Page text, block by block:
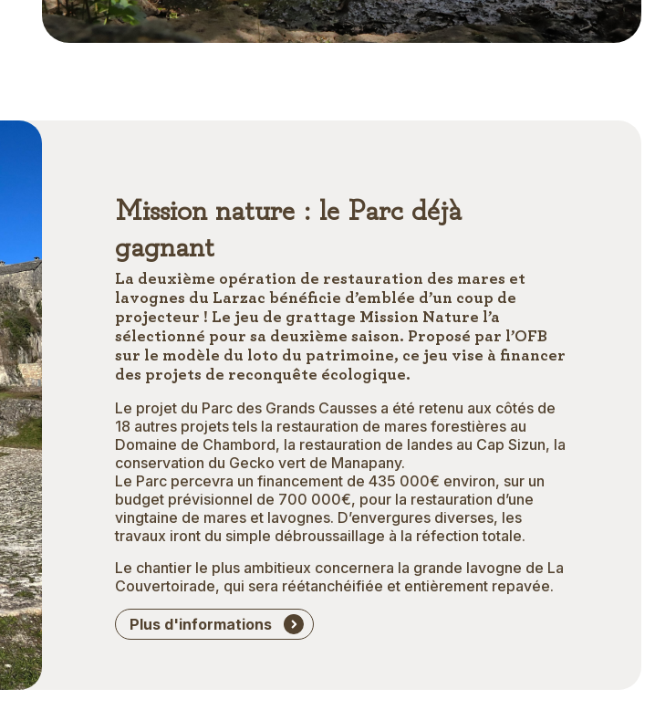
Mission nature : le Parc déjà
gagnant
La deuxième opération de restauration des mares et
lavognes du Larzac bénéficie d’emblée d’un coup de
projecteur ! Le jeu de grattage Mission Nature l’a
sélectionné pour sa deuxième saison. Proposé par l’OFB
sur le modèle du loto du patrimoine, ce jeu vise à financer
des projets de reconquête écologique.
Le projet du Parc des Grands Causses a été retenu aux côtés de
18 autres projets tels la restauration de mares forestières au
Domaine de Chambord, la restauration de landes au Cap Sizun, la
conservation du Gecko vert de Manapany.
Le Parc percevra un financement de 435 000€ environ, sur un
budget prévisionnel de 700 000€, pour la restauration d’une
vingtaine de mares et lavognes. D’envergures diverses, les
travaux iront du simple débroussaillage à la réfection totale.
Le chantier le plus ambitieux concernera la grande lavogne de La
Couvertoirade, qui sera réétanchéifiée et entièrement repavée.
Plus d'informations